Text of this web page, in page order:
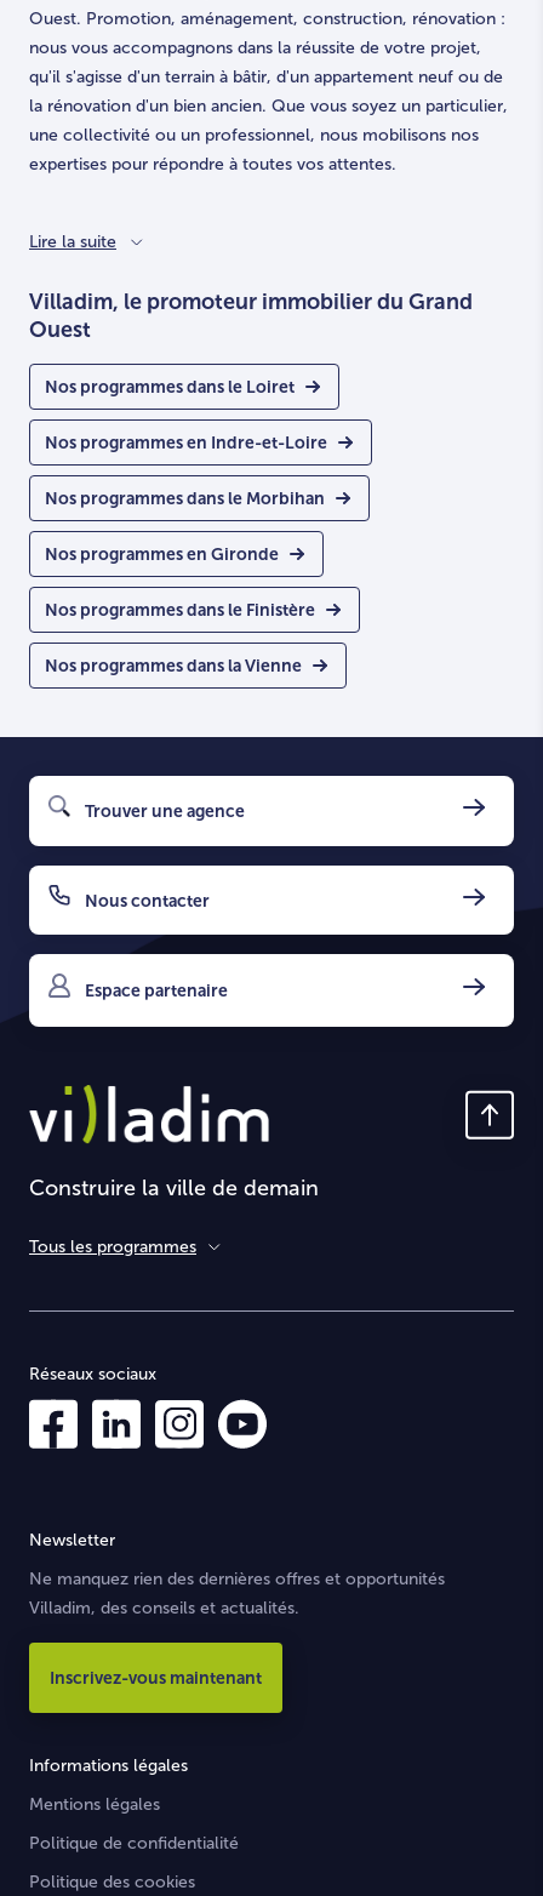
Ouest. Promotion, aménagement, construction, rénovation :
nous vous accompagnons dans la réussite de votre projet,
qu'il s'agisse d'un terrain à bâtir, d'un appartement neuf ou de
la rénovation d'un bien ancien. Que vous soyez un particulier,
une collectivité ou un professionnel, nous mobilisons nos
expertises pour répondre à toutes vos attentes.
Lire la suite
Villadim, le promoteur immobilier du Grand
Ouest
Nos programmes dans le Loiret
Nos programmes en Indre-et-Loire
Nos programmes dans le Morbihan
Nos programmes en Gironde
Nos programmes dans le Finistère
Nos programmes dans la Vienne
Trouver une agence
Nous contacter
Espace partenaire
Construire la ville de demain
Tous les programmes
Informations légales
Mentions légales
Politique de confidentialité
Politique des cookies
Réseaux sociaux
Newsletter
Ne manquez rien des dernières offres et opportunités
Villadim, des conseils et actualités.
Inscrivez-vous maintenant